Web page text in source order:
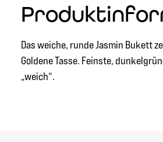
Das weiche, runde Jasmin Bukett
Goldene Tasse. Feinste,
„weich“.